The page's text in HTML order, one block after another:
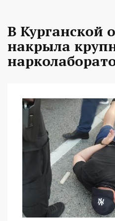
В Курганской
накрыла